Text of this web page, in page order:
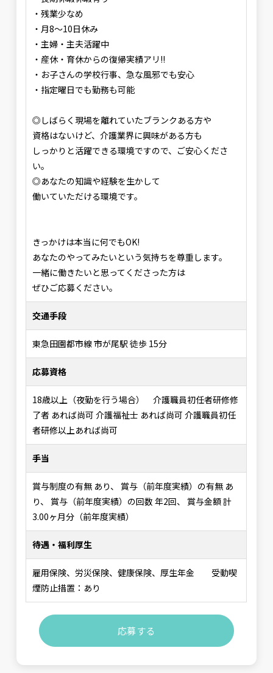
・残業少なめ
・月8〜10日休み
・主婦・主夫活躍中
・産休・育休からの復帰実績アリ!!
・お子さんの学校行事、急な風邪でも安心
・指定曜日でも勤務も可能
◎しばらく現場を離れていたブランクある方や
資格はないけど、介護業界に興味がある方も
しっかりと活躍できる環境ですので、ご安心くださ
い。
◎あなたの知識や経験を生かして
働いていただける環境です。
きっかけは本当に何でもOK!
あなたのやってみたいという気持ちを尊重します。
一緒に働きたいと思ってくださった方は
ぜひご応募ください。
交通手段
東急田園都市線 市が尾駅 徒歩 15分
応募資格
18歳以上（夜勤を行う場合） 介護職員初任者研修修
了者 あれば尚可 介護福祉士 あれば尚可 介護職員初任
者研修以上あれば尚可
手当
賞与制度の有無 あり、 賞与（前年度実績）の有無 あ
り、 賞与（前年度実績）の回数 年2回、 賞与金額 計
3.00ヶ月分（前年度実績）
待遇・福利厚生
雇用保険、労災保険、健康保険、厚生年金 受動喫
煙防止措置：あり
応募する